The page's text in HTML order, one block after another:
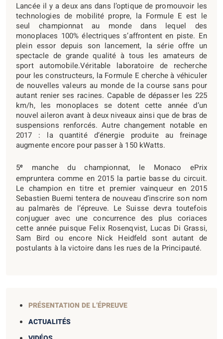
PRÉSENTATION DE L’ÉPREUVE
ACTUALITÉS
Lancée il y a deux ans dans l’optique de promouvoir les
technologies de mobilité propre, la Formule E est le
seul championnat au monde dans lequel des
monoplaces 100% électriques s’affrontent en piste. En
plein essor depuis son lancement, la série offre un
spectacle de grande qualité à tous les amateurs de
sport automobile.Véritable laboratoire de recherche
pour les constructeurs, la Formule E cherche à véhiculer
de nouvelles valeurs au monde de la course sans pour
autant renier ses racines. Capable de dépasser les 225
km/h, les monoplaces se dotent cette année d’un
nouvel aileron avant à deux niveaux ainsi que de bras de
suspensions renforcés. Autre changement notable en
2017 : la quantité d’énergie produite au freinage
augmente encore pour passer à 150 kWatts.
5e
manche du championnat, le Monaco ePrix
empruntera comme en 2015 la partie basse du circuit.
Le champion en titre et premier vainqueur en 2015
Sebastien Buemi tentera de nouveau d’inscrire son nom
au palmarès de l’épreuve. Le Suisse devra toutefois
conjuguer avec une concurrence des plus coriaces
cette année puisque Felix Rosenqvist, Lucas Di Grassi,
Sam Bird ou encore Nick Heidfeld sont autant de
postulants à la victoire dans les rues de la Principauté.